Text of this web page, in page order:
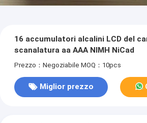
16 accumulatori alcalini LCD del
scanalatura aa AAA NIMH NiCad
Prezzo：Negoziabile MOQ：10pcs
Miglior prezzo